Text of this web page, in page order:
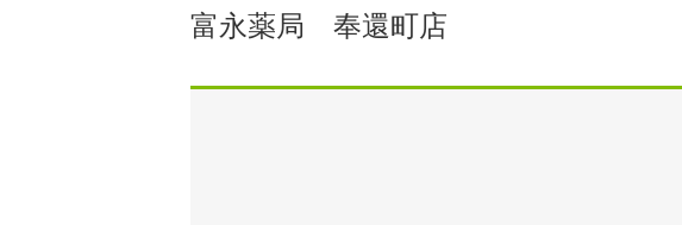
富永薬局 奉還町店